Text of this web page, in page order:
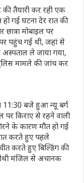
की तैयारी कर रही एक
गई घटना देर रात की
मोबाइल पर
पहुंच गई थी, जहां से
ले जाया गया,
मामले की जांच कर
11:30 बजे हुआ न्यू बर्ग
पर किराए से रहने वाली
के कारण मौत हो गई
करते हुए पहले
करते हुए बिल्डिंग की
मंजिल से अचानक